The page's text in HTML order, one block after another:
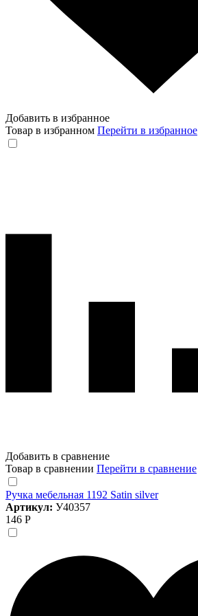
Добавить в избранное
Товар в избранном Перейти в избранное
Добавить в сравнение
Товар в сравнении Перейти в сравнение
Ручка мебельная 1192 Satin silver
Артикул: У40357
146 Р